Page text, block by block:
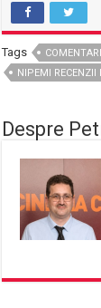
Tags
NIPEMI RECENZII
Despre